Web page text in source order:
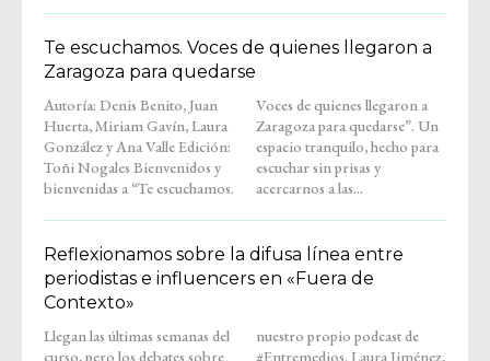
Te escuchamos. Voces de quienes llegaron a
Zaragoza para quedarse
Autoría: Denis Benito, Juan
Huerta, Miriam Gavín, Laura
González y Ana Valle Edición:
Toñi Nogales Bienvenidos y
bienvenidas a “Te escuchamos.
Voces de quienes llegaron a
Zaragoza para quedarse”. Un
espacio tranquilo, hecho para
escuchar sin prisas y
acercarnos a las...
Reflexionamos sobre la difusa línea entre
periodistas e influencers en «Fuera de
Contexto»
Llegan las últimas semanas del
curso, pero los debates sobre
nuestro propio podcast de
#Entremedios. Laura Jiménez,